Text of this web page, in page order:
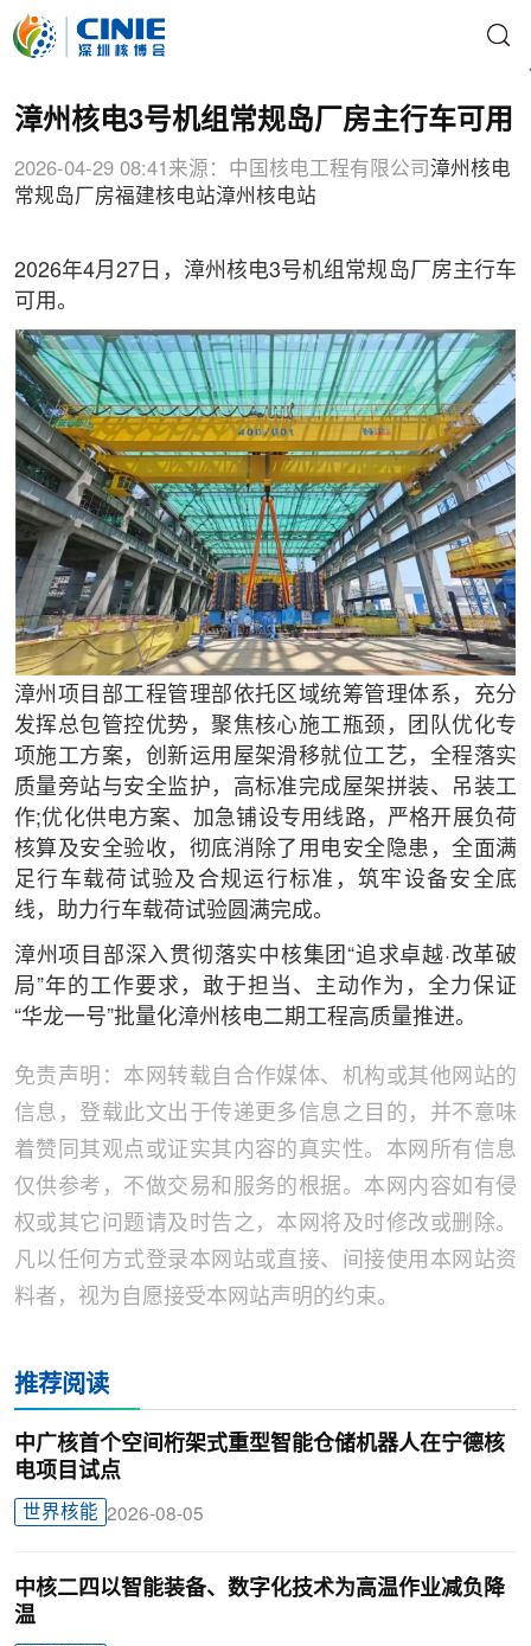
漳州核电3号机组常规岛厂房主行车可用
2026-04-29 08:41 来源：中国核电工程有限公司 漳州核电
常规岛厂房福建核电站漳州核电站
2026年4月27日，漳州核电3号机组常规岛厂房主行车
可用。
漳州项目部工程管理部依托区域统筹管理体系，充分
发挥总包管控优势，聚焦核心施工瓶颈，团队优化专
项施工方案，创新运用屋架滑移就位工艺，全程落实
质量旁站与安全监护，高标准完成屋架拼装、吊装工
作;优化供电方案、加急铺设专用线路，严格开展负荷
核算及安全验收，彻底消除了用电安全隐患，全面满
足行车载荷试验及合规运行标准，筑牢设备安全底
线，助力行车载荷试验圆满完成。
漳州项目部深入贯彻落实中核集团“追求卓越·改革破
局”年的工作要求，敢于担当、主动作为，全力保证
“华龙一号”批量化漳州核电二期工程高质量推进。
免责声明：本网转载自合作媒体、机构或其他网站的
信息，登载此文出于传递更多信息之目的，并不意味
着赞同其观点或证实其内容的真实性。本网所有信息
仅供参考，不做交易和服务的根据。本网内容如有侵
权或其它问题请及时告之，本网将及时修改或删除。
凡以任何方式登录本网站或直接、间接使用本网站资
料者，视为自愿接受本网站声明的约束。
推荐阅读
中广核首个空间桁架式重型智能仓储机器人在宁德核
电项目试点
世界核能 2026-08-05
中核二四以智能装备、数字化技术为高温作业减负降
温